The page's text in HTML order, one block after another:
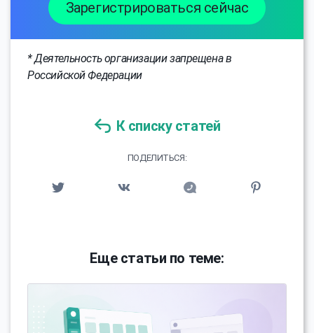
Зарегистрироваться сейчас
* Деятельность организации запрещена в
Российской Федерации
К списку статей
ПОДЕЛИТЬСЯ:
Еще статьи по теме: